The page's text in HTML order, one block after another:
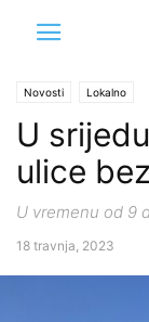
Novosti Lokalno
U
ulice
U vremenu od 9
18 travnja, 2023